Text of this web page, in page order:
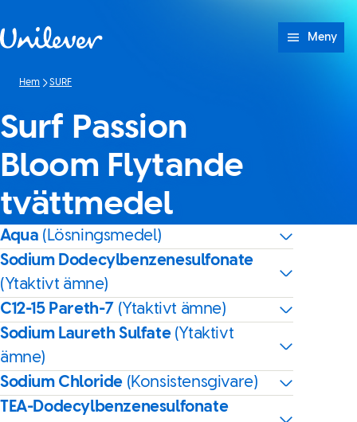
Meny
Hem SURF
Surf Passion
Bloom Flytande
tvättmedel
Aqua (Lösningsmedel)
Sodium Dodecylbenzenesulfonate
(Ytaktivt ämne)
C12-15 Pareth-7 (Ytaktivt ämne)
Sodium Laureth Sulfate (Ytaktivt
ämne)
Sodium Chloride (Konsistensgivare)
TEA-Dodecylbenzenesulfonate